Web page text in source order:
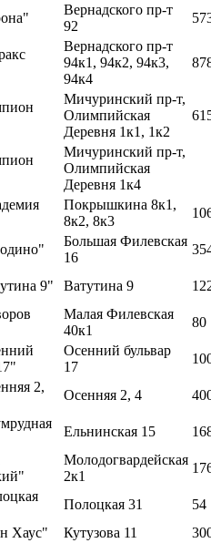
Вернадского пр-т
92
Вернадского пр-т
94к1, 94к2, 94к3,
94к4
Мичуринский пр-т,
Олимпийская
Деревня 1к1, 1к2
Мичуринский пр-т,
Олимпийская
Деревня 1к4
Покрышкина 8к1,
8к2, 8к3
Большая Филевская
16
9" Ватутина 9
Малая Филевская
40к1
80
Осенний бульвар
17
2,
Осенняя 2, 4
Ельнинская 15
Молодогвардейская
2к1
Полоцкая 31
54
Хаус" Кутузова 11